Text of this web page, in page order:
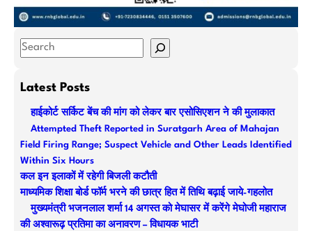
S
aLatest Posts
हाईकोर्ट सर्किट बेंच की मांग को लेकर बार एसोसिएशन ने की मुलाकात
Attempted Theft Reported in Suratgarh Area of Mahajan
Field Firing Range; Suspect Vehicle and Other Leads Identified
Within Six Hours
कल इन इलाकों में रहेगी बिजली कटौती
माध्यमिक शिक्षा बोर्ड फॉर्म भरने की छात्र हित में तिथि बढ़ाई जाये-गहलोत
मुख्यमंत्री भजनलाल शर्मा 14 अगस्त को मेघासर में करेंगे मेघोजी महाराज
की अश्वारूढ़ प्रतिमा का अनावरण – विधायक भाटी